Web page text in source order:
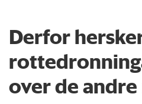
Derfor
over de